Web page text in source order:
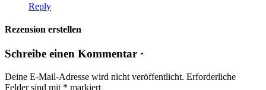
Reply
Rezension erstellen
Schreibe einen Kommentar ·
Deine E-Mail-Adresse wird nicht veröffentlicht. Erforderliche
Felder sind mit * markiert